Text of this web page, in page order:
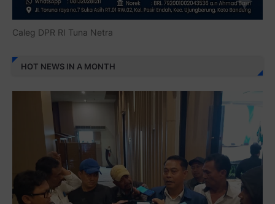
Caleg DPR RI Tuna Netra
HOT NEWS IN A MONTH